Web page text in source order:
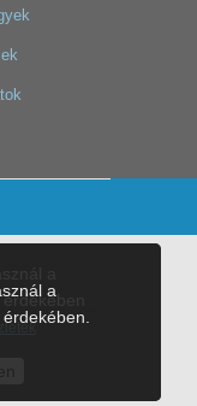
a honlap
egyéb kárért
e-mail címen
a